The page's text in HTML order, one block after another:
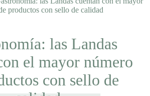
productos con sello de calidad
las Landas
el mayor número
con sello de